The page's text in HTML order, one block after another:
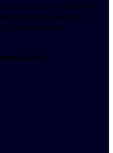
παιχνίδι της αθλητικής
αντικειμενικότητα,
εξαρτήσεις και
αλλιώς!